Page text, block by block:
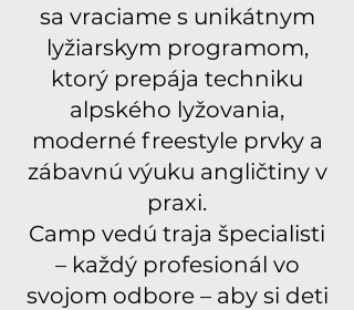
sa vraciame s unikátnym
lyžiarskym programom,
ktorý prepája techniku
alpského lyžovania,
moderné freestyle prvky a
zábavnú výuku angličtiny v
praxi.
Camp vedú traja špecialisti
– každý profesionál vo
svojom odbore – aby si deti